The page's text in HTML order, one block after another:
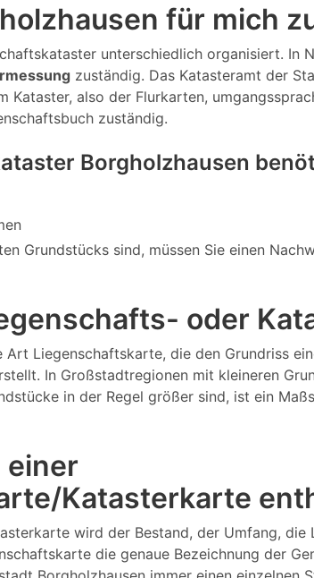
für mich
unterschiedlich organisiert. In
zuständig. Das Katasteramt der
also der Flurkarten,
zuständig.
Borgholzhausen
Grundstücks sind, müssen Sie einen
oder
Liegenschaftskarte, die den Grundriss
In Großstadtregionen mit kleineren
in der Regel größer sind, ist ein
einer
Katasterkarte
wird der Bestand, der Umfang, die
die genaue Bezeichnung der